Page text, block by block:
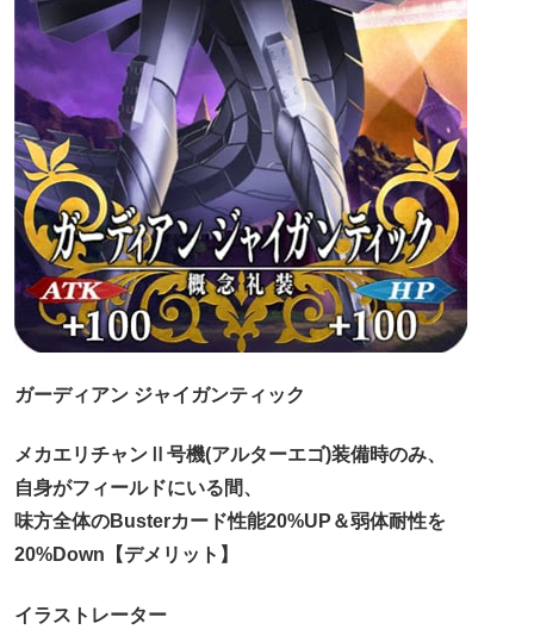
ガーディアン ジャイガンティック
メカエリチャンⅡ号機(アルターエゴ)装備時のみ、
自身がフィールドにいる間、
味方全体のBusterカード性能20%UP＆弱体耐性を
20%Down【デメリット】
イラストレーター